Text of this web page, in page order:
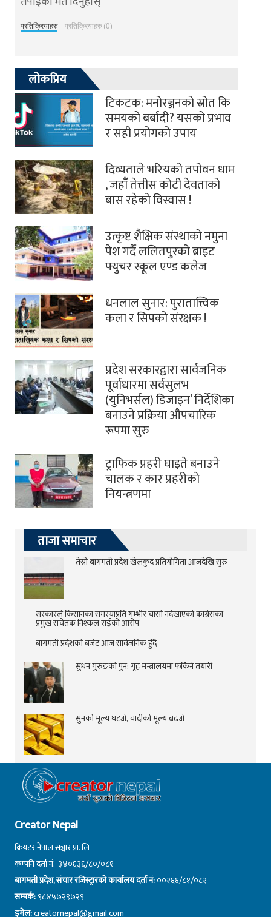
प्रतिक्रियाहरु प्रतिक्रियाहरु (0)
लोकप्रिय
टिकटक: मनोरञ्जनको स्रोत कि
समयको बर्बादी? यसको प्रभाव
र सही प्रयोगको उपाय
दिव्यताले भरियको तपोवन धाम
, जहाँँ तेत्तीस कोटी देवताको
बास रहेको विस्वास !
उत्कृष्ट शैक्षिक संस्थाको नमुना
पेश गर्दै ललितपुरको ब्राइट
फ्युचर स्कूल एण्ड कलेज
धनलाल सुनार: पुरातात्त्विक
कला र सिपको संरक्षक !
प्रदेश सरकारद्वारा सार्वजनिक
पूर्वाधारमा सर्वसुलभ
(युनिभर्सल) डिजाइन’ निर्देशिका
बनाउने प्रक्रिया औपचारिक
रूपमा सुरु
ट्राफिक प्रहरी घाइते बनाउने
चालक र कार प्रहरीकाे
नियन्त्रणमा
ताजा समाचार
तेस्रो बागमती प्रदेश खेलकुद प्रतियोगिता आजदेखि सुरु
सरकारले किसानका समस्याप्रति गम्भीर चासो नदेखाएको कांग्रेसका
प्रमुख सचेतक निश्कल राईको आरोप
बागमती प्रदेशको बजेट आज सार्वजनिक हुँदै
सुधन गुरुङको पुन: गृह मन्त्रालयमा फर्किने तयारी
सुनको मूल्य घट्यो, चाँदीको मूल्य बढ्यो
Creator Nepal
क्रियटर नेपाल सञ्चार प्रा. लि
कम्पनि दर्ता नं.-३४०६३६/८०/०८१
बागमती प्रदेश, संचार रजिस्ट्रारको कार्यालय दर्ता नं:००२६६/८१/०८२
सम्पर्क:९८४५७२९७२९
इमेल:creatornepal@gmail.com